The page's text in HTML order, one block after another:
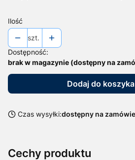
Ilość
szt.
Dostępność:
brak w magazynie (dostępny na
Dodaj do koszyka
Czas wysyłki:dostępny na
Cechy produktu